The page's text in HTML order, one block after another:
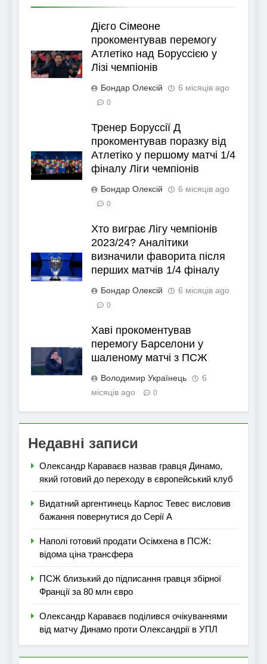
Дієго Сімеоне
прокоментував перемогу
Атлетіко над Боруссією у
Лізі чемпіонів
Бондар Олексій 6 місяців ago
0
Тренер Боруссії Д
прокоментував поразку від
Атлетіко у першому матчі 1/4
фіналу Ліги чемпіонів
Бондар Олексій 6 місяців ago
0
Хто виграє Лігу чемпіонів
2023/24? Аналітики
визначили фаворита після
перших матчів 1/4 фіналу
Бондар Олексій 6 місяців ago
0
Хаві прокоментував
перемогу Барселони у
шаленому матчі з ПСЖ
Володимир Українець
6
місяців ago
0
Недавні записи
Олександр Караваєв назвав гравця Динамо,
який готовий до переходу в європейський клуб
Видатний аргентинець Карлос Тевес висловив
бажання повернутися до Серії А
Наполі готовий продати Осімхена в ПСЖ:
відома ціна трансфера
ПСЖ близький до підписання гравця збірної
Франції за 80 млн євро
Олександр Караваєв поділився очікуваннями
від матчу Динамо проти Олександрії в УПЛ